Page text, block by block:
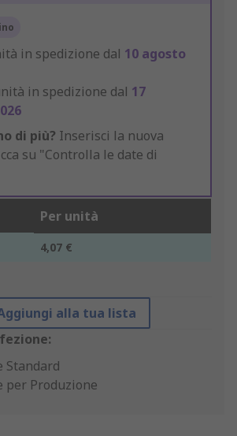
in spedizione dal 10 agosto
in spedizione dal 17
di più? Inserisci la nuova
su "Controlla le date di
Per unità
4,07 €
alla tua lista
Standard
per Produzione